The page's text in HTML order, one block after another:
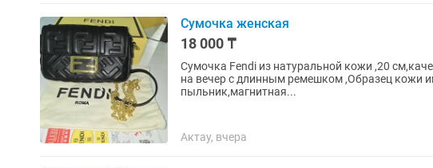
Сумочка женская
18 000 ₸
Сумочка Fendi из натуральной кожи ,20
на вечер с длинным ремешком ,Образец кожи
пыльник,магнитная...
Актау, вчера